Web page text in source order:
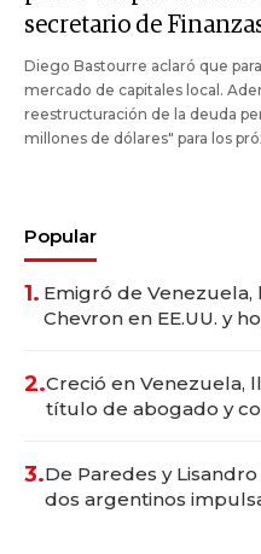
secretario de
Diego Bastourre aclaró que
mercado de capitales local.
reestructuración de la deuda
millones de dólares" para los
Popular
1. Emigró de
Chevron en EE.UU. y
2.Creció en Venezuela,
título de abogado y
3.De Paredes y
dos argentinos